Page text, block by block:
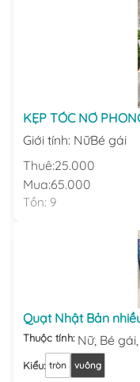
KẸP TÓC NƠ
Giới tính: NữBé gái
Thuê:25.000
Mua:65.000
Tồn: 9
Quạt Nhật Bản
Thuộc tính: Nữ, Bé gái,
Kiểu: tròn vuông